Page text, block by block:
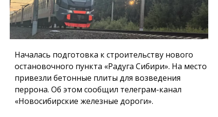
Началась подготовка к строительству нового
остановочного пункта «Радуга Сибири». На место
привезли бетонные плиты для возведения
перрона. Об этом сообщил телеграм-канал
«Новосибирские железные дороги».